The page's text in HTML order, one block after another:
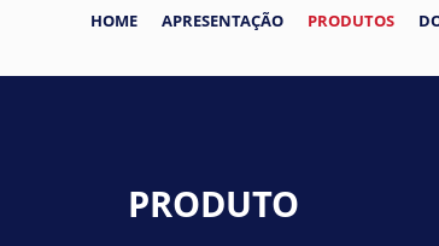
HOME APRESENTAÇÃO PRODUTOS
PRODUTO